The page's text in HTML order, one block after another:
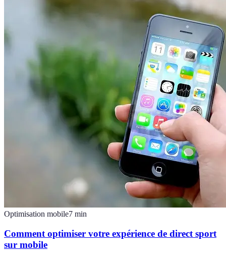
Optimisation mobile7 min
Comment optimiser votre expérience de direct sport
sur mobile